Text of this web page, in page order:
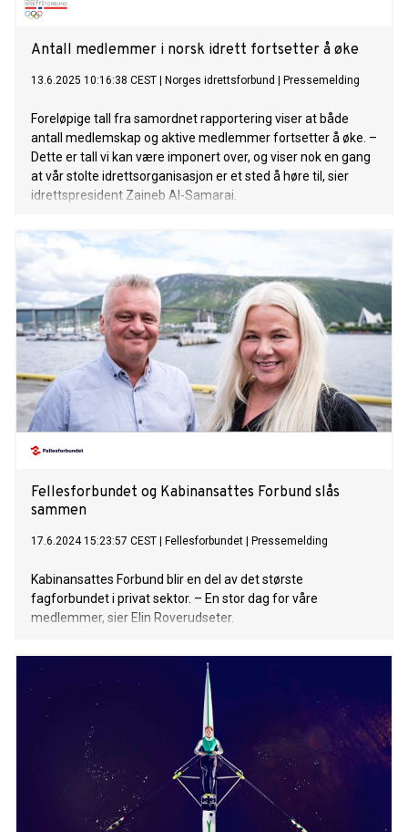
Antall medlemmer i norsk idrett fortsetter å øke
13.6.2025 10:16:38 CEST Norges idrettsforbund Pressemelding
Foreløpige tall fra samordnet rapportering viser at både
antall medlemskap og aktive medlemmer fortsetter å øke. –
Dette er tall vi kan være imponert over, og viser nok en gang
at vår stolte idrettsorganisasjon er et sted å høre til, sier
idrettspresident Zaineb Al-Samarai.
Fellesforbundet og Kabinansattes Forbund slås
sammen
17.6.2024 15:23:57 CEST Fellesforbundet Pressemelding
Kabinansattes Forbund blir en del av det største
fagforbundet i privat sektor. – En stor dag for våre
medlemmer, sier Elin Roverudseter.